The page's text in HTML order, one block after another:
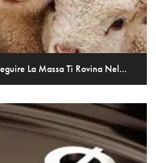
La Massa Ti Rovina Nel...